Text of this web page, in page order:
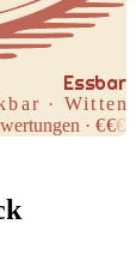
Essbar
· Witten
·€€€